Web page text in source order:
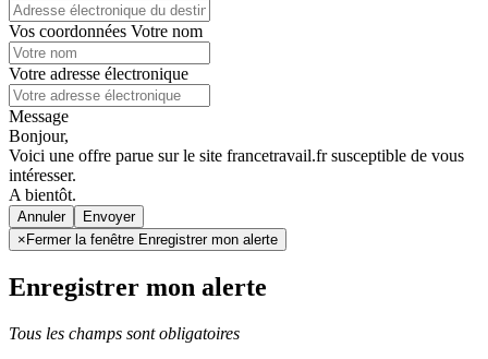
Vos coordonnées Votre nom
Votre adresse électronique
Message
Bonjour,
Voici une offre parue sur le site francetravail.fr susceptible de vous
intéresser.
A bientôt.
Annuler
× Fermer la fenêtre Enregistrer mon alerte
Enregistrer mon alerte
Tous les champs sont obligatoires